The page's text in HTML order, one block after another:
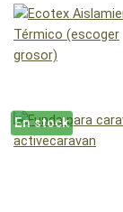
En stock